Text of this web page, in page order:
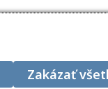
Zakázať